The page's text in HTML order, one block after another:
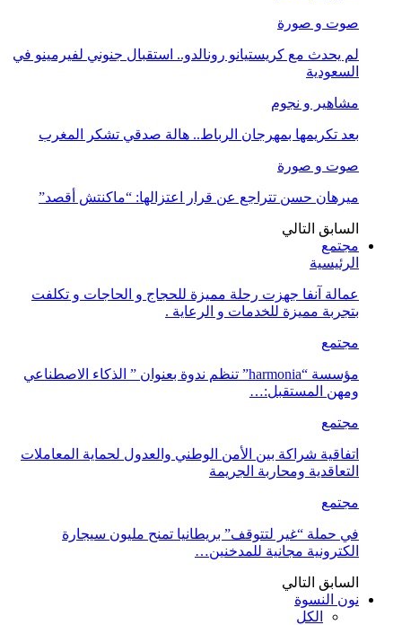
صوت و صورة
لم يحدث مع كريستيانو رونالدو.. استقبال جنوني لفيرمينو في
السعودية
مشاهير و نجوم
بعد تكريمها بمهرجان الرباط.. هالة صدقي تشكر المغرب
صوت و صورة
ميرهان حسن تتراجع عن قرار اعتزالها: “ماكنتش أقصد”
السابق التالي
مجتمع
الرئيسية
عمالة آنفا جهزت رحلة مميزة للحجاج و الحاجات و تكلفت
بتجربة مميزة للخدمات و الرعاية .
مجتمع
مؤسسة “harmonia” تنظم ندوة بعنوان ” الذكاء الاصطناعي
ومهن المستقبل:…
مجتمع
اتفاقية شراكة بين الأمن الوطني والعدول لحماية المعاملات
التعاقدية ومحاربة الجريمة
مجتمع
في حملة “غير لتتوقف” بريطانيا تمنح مليون سيجارة
الكترونية مجانية للمدخنين…
السابق التالي
نون النسوة
الكل